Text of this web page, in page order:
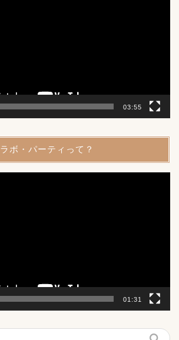
03:55
ラボ・パーティって？
01:31